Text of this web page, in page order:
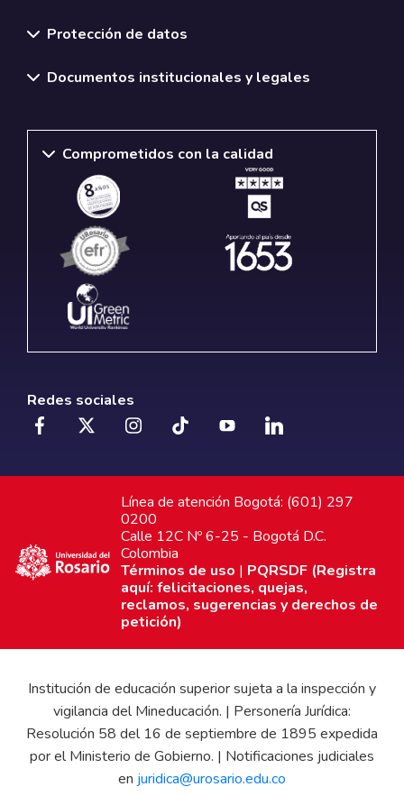
Protección de datos
Documentos institucionales y legales
Comprometidos con la calidad
Redes sociales
Línea de atención Bogotá: (601) 297
0200
Calle 12C Nº 6-25 - Bogotá D.C.
Colombia
Términos de uso | PQRSDF (Registra
aquí: felicitaciones, quejas,
reclamos, sugerencias y derechos de
petición)
Institución de educación superior sujeta a la inspección y
vigilancia del Mineducación. | Personería Jurídica:
Resolución 58 del 16 de septiembre de 1895 expedida
por el Ministerio de Gobierno. | Notificaciones judiciales
en juridica@urosario.edu.co